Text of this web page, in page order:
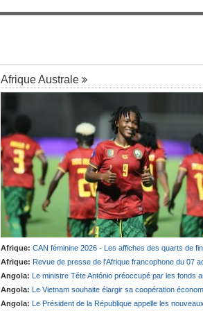
Afrique Australe
Afrique: CAN féminine 2026 - Les affiches des quarts de finale
Afrique: Revue de presse de l'Afrique francophone du 07
Angola: Le ministre Téte António préoccupé par les fonds angolais bloqués
Angola: Le Vietnam souhaite élargir sa coopération économique
Angola: Le Président de la République appelle les nouveaux responsables à renforcer
Afrique:Revue de presse de l'Afrique